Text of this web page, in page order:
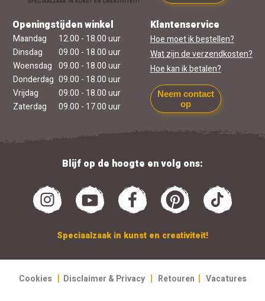
Openingstijden winkel
Maandag
12.00 - 18.00 uur
Dinsdag
09.00 - 18.00 uur
Woensdag 09.00 - 18.00 uur
Donderdag 09.00 - 18.00 uur
Vrijdag
09.00 - 18.00 uur
Zaterdag
09.00 - 17.00 uur
Klantenservice
Hoe moet ik bestellen?
Wat zijn de verzendkosten?
Hoe kan ik betalen?
Neem contact
op
Blijf op de hoogte en volg ons:
Speciaalzaak in kunst en creativiteit!
Cookies | Disclaimer & Privacy | Retouren | Vacatures